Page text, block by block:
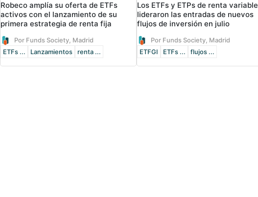
Robeco amplía su oferta de ETFs
activos con el lanzamiento de su
primera estrategia de renta fija
Por Funds Society, Madrid
ETFs ...
Lanzamientos renta ...
Los ETFs y ETPs de renta variable
lideraron las entradas de nuevos
flujos de inversión en julio
Por Funds Society, Madrid
ETFGI
ETFs ... flujos ...